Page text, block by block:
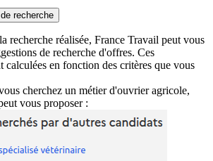
recherche
recherche réalisée, France Travail peut vous
de recherche d'offres. Ces
calculées en fonction des critères que vous
cherchez un métier d'ouvrier agricole,
vous proposer :